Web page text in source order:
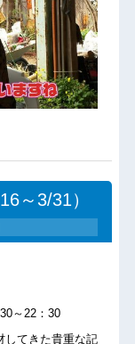
～3/31）
～22：30
してきた貴重な記